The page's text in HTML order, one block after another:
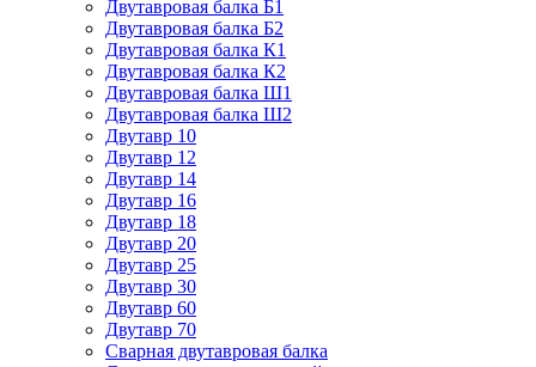
Двутавровая балка Б1
Двутавровая балка Б2
Двутавровая балка К1
Двутавровая балка К2
Двутавровая балка Ш1
Двутавровая балка Ш2
Двутавр 10
Двутавр 12
Двутавр 14
Двутавр 16
Двутавр 18
Двутавр 20
Двутавр 25
Двутавр 30
Двутавр 60
Двутавр 70
Сварная двутавровая балка